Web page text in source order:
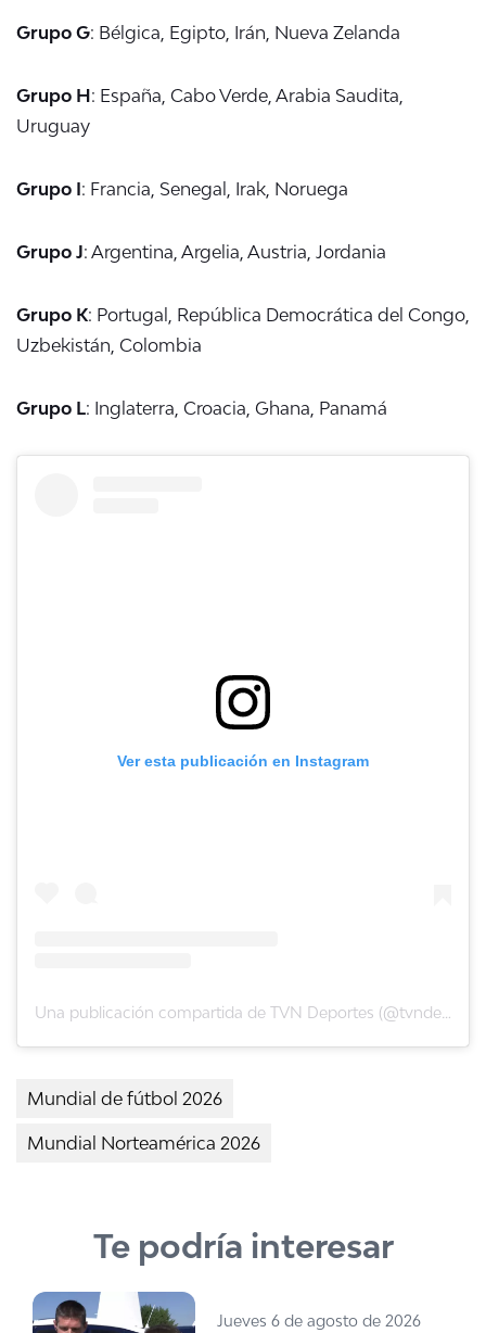
Grupo G: Bélgica, Egipto, Irán, Nueva Zelanda
Grupo H: España, Cabo Verde, Arabia Saudita,
Uruguay
Grupo I: Francia, Senegal, Irak, Noruega
Grupo J: Argentina, Argelia, Austria, Jordania
Grupo K: Portugal, República Democrática del Congo,
Uzbekistán, Colombia
Grupo L: Inglaterra, Croacia, Ghana, Panamá
Ver esta publicación en Instagram
Mundial de fútbol 2026
Mundial Norteamérica 2026
Te podría interesar
Jueves 6 de agosto de 2026